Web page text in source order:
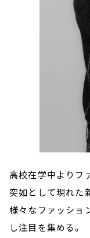
高校在学中よりフ
突如として現れた
様々なファッショ
し注目を集める。